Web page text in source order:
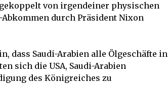
von irgendeiner physischen
Abkommen durch Präsident Nixon
dass Saudi-Arabien alle Ölgeschäfte in
sich die USA, Saudi-Arabien
des Königreiches zu